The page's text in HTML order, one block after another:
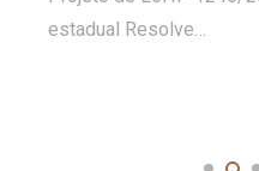
estadual Resolve…